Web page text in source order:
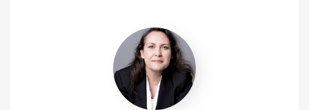
Gaelle
Abezis